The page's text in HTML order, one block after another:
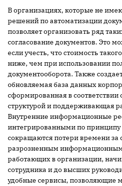
В организациях, которые не
решений по автоматизации
позволяет организовать ряд
согласование документов. Это
если учесть, что стоимость
ниже, чем при использовании
документооборота. Также
обновляемая база данных
сформированная в соответствии
структурой и поддерживающая
Внутренние информационные
интегрированными по принципу
сокращаются потери времени за
разрозненным информационным
работающих в организации,
сотрудника и до высших
удобные сервисы, позволяющие